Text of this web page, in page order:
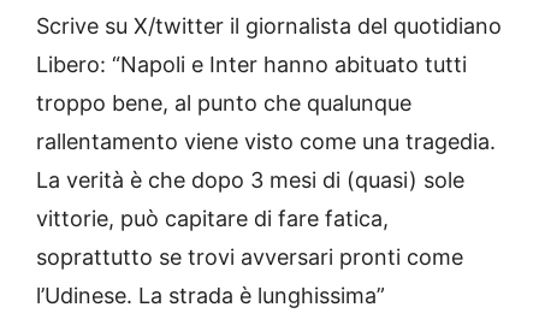
Scrive su X/twitter il giornalista del quotidiano
Libero: “Napoli e Inter hanno abituato tutti
troppo bene, al punto che qualunque
rallentamento viene visto come una tragedia.
La verità è che dopo 3 mesi di (quasi) sole
vittorie, può capitare di fare fatica,
soprattutto se trovi avversari pronti come
l’Udinese. La strada è lunghissima”